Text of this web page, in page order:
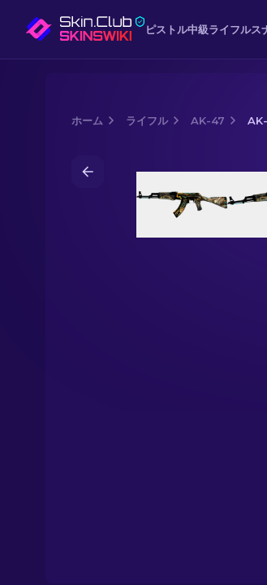
ピストル中級ライフルス
ホーム ライフル AK-47